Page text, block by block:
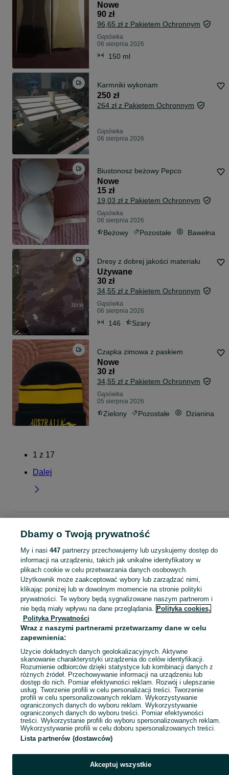
Nowe
90 zł
96,65 zł z Pakietem Ochronnym
Gąsówka
06 sierpnia 2026
150 ml
Karmniki wykonam
250 zł
264 zł z Pakietem Ochronnym
Gąsówka
06 sierpnia 2026
Biustonosz beżowy Pepco
Nowe
15 zł
19,03 zł z Pakietem Ochronnym
Gąsówka
06 sierpnia 2026
Beżowy Pozostałe Bawełna
Dresy z dobrej jakości materiału
Używane
30 zł
34,55 zł z Pakietem Ochronnym
Gąsówka
06 sierpnia 2026
146 Szary
Czapka zimowa z paskiem
Nowe
30 zł
34,55 zł z Pakietem Ochronnym
Gąsówka
05 sierpnia 2026
Zielony Pozostałe Dzianina
1 z 17
Dalej
KATEGORIA
Skorzystaj z największego serwisu ogłoszeniowego - Gąsówka i okolice! Kupuj to, czego pragniesz i sprzedawaj to, czego już nie potrzebujesz! Zobacz
Mapa kategorii
Mapa miejscowości
Mapa ministron
Popularne wyszukiwania
Dbamy o Twoją prywatność
My i nasi 447partnerzy przechowujemy lub uzyskujemy dostęp do
informacji na urządzeniu, takich jak unikalne identyfikatory w
plikach cookie w celu przetwarzania danych osobowych.
Użytkownik może zaakceptować wybory lub zarządzać nimi,
klikając poniżej lub w dowolnym momencie na stronie polityki
prywatności. Te wybory będą sygnalizowane naszym partnerom i
nie będą miały wpływu na dane przeglądania. Polityka cookies,
Polityka Prywatności
Wraz z naszymi partnerami przetwarzamy dane w celu
zapewnienia:
Użycie dokładnych danych geolokalizacyjnych. Aktywne
skanowanie charakterystyki urządzenia do celów identyfikacji.
Rozumienie odbiorców dzięki statystyce lub kombinacji danych z
różnych źródeł. Przechowywanie informacji na urządzeniu lub
dostęp do nich. Pomiar efektywności reklam. Rozwój i ulepszanie
usług. Tworzenie profili w celu personalizacji treści. Tworzenie
profili w celu spersonalizowanych reklam. Wykorzystywanie
ograniczonych danych do wyboru reklam. Wykorzystywanie
ograniczonych danych do wyboru treści. Pomiar efektywności
treści. Wykorzystanie profili do wyboru spersonalizowanych reklam.
Wykorzystywanie profili w celu doboru spersonalizowanych treści.
Lista partnerów (dostawców)
Akceptuj wszystkie